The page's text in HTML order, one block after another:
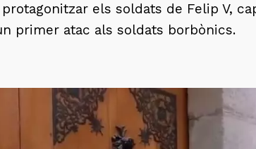
els soldats de Felip V,
primer atac als soldats borbònics.